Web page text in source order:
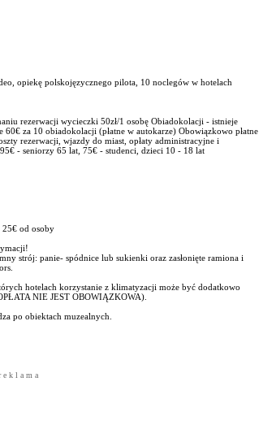
opiekę polskojęzycznego pilota, 10 noclegów w hotelach
rezerwacji wycieczki 50zł/1 osobę Obiadokolacji - istnieje
za 10 obiadokolacji (płatne w autokarze) Obowiązkowo płatne
rezerwacji, wjazdy do miast, opłaty administracyjne i
- seniorzy 65 lat, 75€ - studenci, dzieci 10 - 18 lat
25€ od osoby
strój: panie- spódnice lub sukienki oraz zasłonięte ramiona i
hotelach korzystanie z klimatyzacji może być dodatkowo
NIE JEST OBOWIĄZKOWA).
po obiektach muzealnych.
e k l a m a